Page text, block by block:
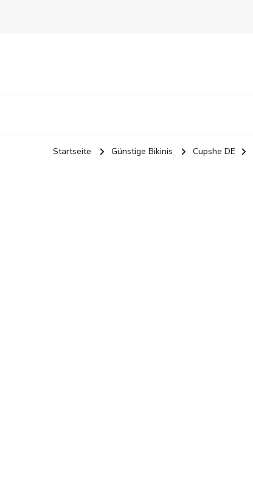
Startseite Günstige Bikinis Cupshe DE